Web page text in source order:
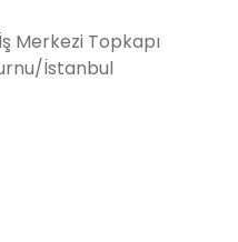
Merkezi Topkapı
İstanbul